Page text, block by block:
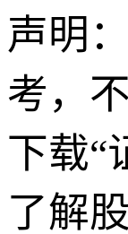
声明
考，
下载“
了解